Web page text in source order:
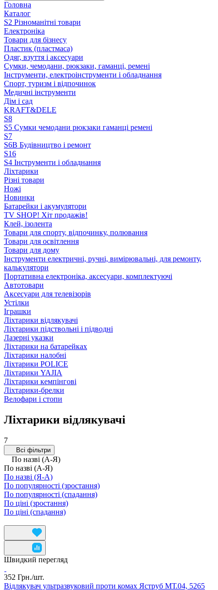
Головна
Каталог
S2 Різноманітні товари
Електроніка
Товари для бізнесу
Пластик (пластмаса)
Одяг, взуття і аксесуари
Сумки, чемодани, рюкзаки, гаманці, ремені
Інструменти, електроінструменти і обладнання
Спорт, туризм і відпочинок
Медичні інструменти
Дім і сад
KRAFT&DELE
S8
S5 Сумки чемодани рюкзаки гаманці ремені
S7
S6B Будівництво і ремонт
S16
S4 Інструменти і обладнання
Ліхтарики
Різні товари
Ножі
Новинки
Батарейки і акумулятори
TV SHOP! Хіт продажів!
Клей, ізолента
Товари для спорту, відпочинку, полювання
Товари для освітлення
Товари для дому
Інструменти електричні, ручні, вимірювальні, для ремонту,
калькулятори
Портативна електроніка, аксесуари, комплектуючі
Автотовари
Аксесуари для телевізорів
Устілки
Іграшки
Ліхтарики відлякувачі
Ліхтарики підствольні і підводні
Лазерні указки
Ліхтарики на батарейках
Ліхтарики налобні
Ліхтарики POLICE
Ліхтарики YAJIA
Ліхтарики кемпінгові
Ліхтарики-брелки
Велофари і стопи
Ліхтарики відлякувачі
7
Всі фільтри
По назві (А-Я)
По назві (А-Я)
По назві (Я-А)
По популярності (зростання)
По популярності (спадання)
По ціні (зростання)
По ціні (спадання)
Швидкий перегляд
352 Грн./шт.
Відлякувач ультразвуковий проти комах Яструб МТ.04, 5265